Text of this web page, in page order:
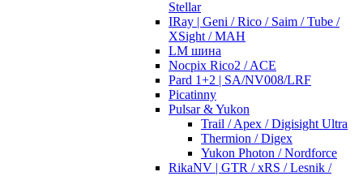
Stellar
IRay | Geni / Rico / Saim / Tube /
XSight / MAH
LM шина
Nocpix Rico2 / ACE
Pard 1+2 | SA/NV008/LRF
Picatinny
Pulsar & Yukon
Trail / Apex / Digisight Ultra
Thermion / Digex
Yukon Photon / Nordforce
RikaNV | GTR / xRS / Lesnik /